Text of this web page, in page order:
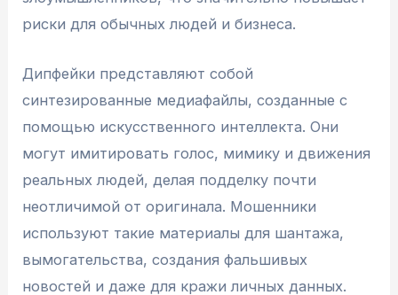
риски для обычных людей и бизнеса.
Дипфейки представляют собой
синтезированные медиафайлы, созданные с
помощью искусственного интеллекта. Они
могут имитировать голос, мимику и движения
реальных людей, делая подделку почти
неотличимой от оригинала. Мошенники
используют такие материалы для шантажа,
вымогательства, создания фальшивых
новостей и даже для кражи личных данных.